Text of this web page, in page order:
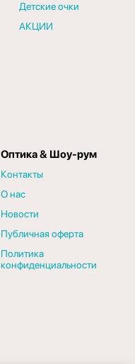
Детские очки
АКЦИИ
Оптика & Шоу-рум
Контакты
О нас
Новости
Публичная оферта
Политика
конфиденциальности